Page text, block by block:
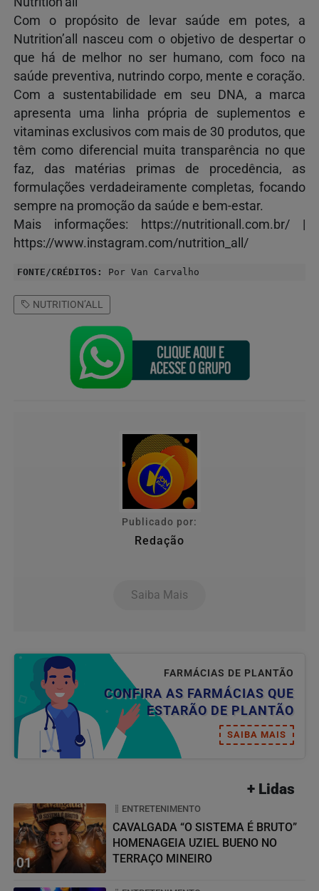
Com o propósito de levar saúde em potes, a
Nutrition’all nasceu com o objetivo de despertar o
que há de melhor no ser humano, com foco na
saúde preventiva, nutrindo corpo, mente e coração.
Com a sustentabilidade em seu DNA, a marca
apresenta uma linha própria de suplementos e
vitaminas exclusivos com mais de 30 produtos, que
têm como diferencial muita transparência no que
faz, das matérias primas de procedência, as
formulações verdadeiramente completas, focando
sempre na promoção da saúde e bem-estar.
Mais informações: https://nutritionall.com.br/ |
https://www.instagram.com/nutrition_all/
FONTE/CRÉDITOS: Por Van Carvalho
NUTRITION’ALL
Publicado por:
Redação
Saiba Mais
FARMÁCIAS DE PLANTÃO
CONFIRA AS FARMÁCIAS QUE
ESTARÃO DE PLANTÃO
SAIBA MAIS
+ Lidas
01
ENTRETENIMENTO
CAVALGADA “O SISTEMA É BRUTO”
HOMENAGEIA UZIEL BUENO NO
TERRAÇO MINEIRO